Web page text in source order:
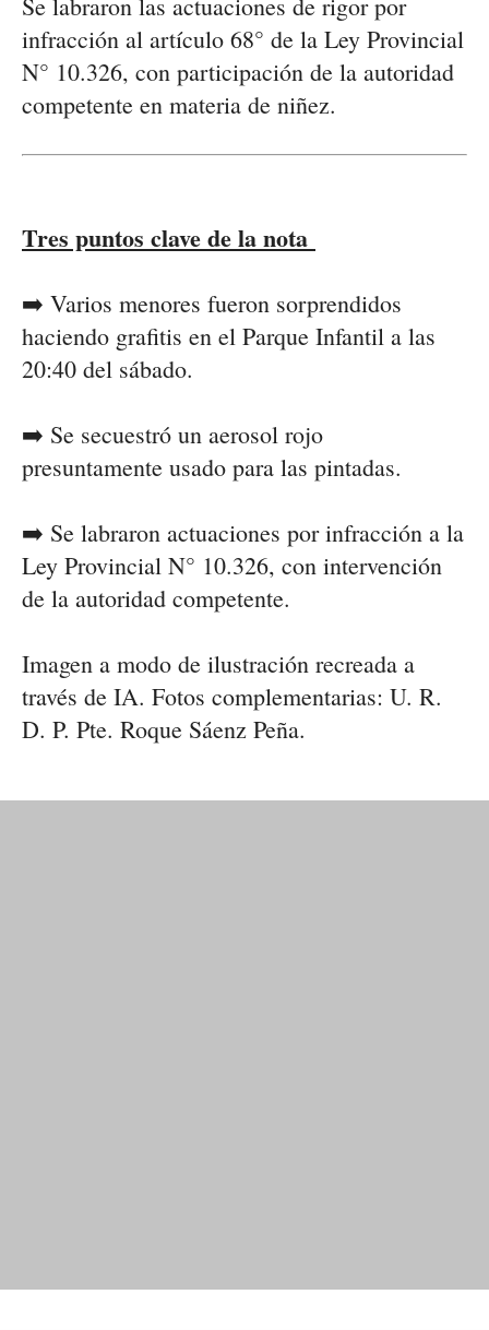
Se labraron las actuaciones de rigor por
infracción al artículo 68° de la Ley Provincial
N° 10.326, con participación de la autoridad
competente en materia de niñez.
Tres puntos clave de la nota
➡️ Varios menores fueron sorprendidos
haciendo grafitis en el Parque Infantil a las
20:40 del sábado.
➡️ Se secuestró un aerosol rojo
presuntamente usado para las pintadas.
➡️ Se labraron actuaciones por infracción a la
Ley Provincial N° 10.326, con intervención
de la autoridad competente.
Imagen a modo de ilustración recreada a
través de IA. Fotos complementarias: U. R.
D. P. Pte. Roque Sáenz Peña.